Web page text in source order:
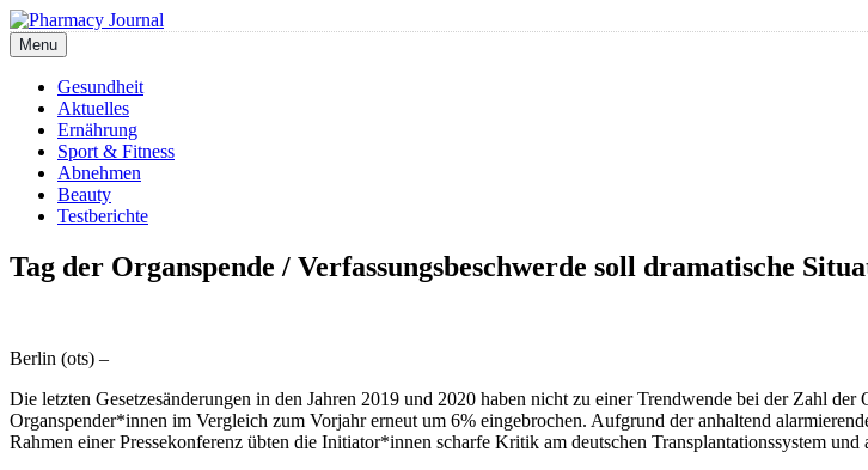
Skip
to
content
Pharmacy Journal
Menu
Gesundheit
Aktuelles
Ernährung
Sport & Fitness
Abnehmen
Beauty
Testberichte
Tag der Organspende / Verfassungsbeschwerde soll dramatische
Berlin (ots) –
Die letzten Gesetzesänderungen in den Jahren 2019 und 2020 haben nicht zu einer Trendwende bei der Zahl
Organspender*innen im Vergleich zum Vorjahr erneut um 6% eingebrochen. Aufgrund der anhaltend
Rahmen einer Pressekonferenz übten die Initiator*innen scharfe Kritik am deutschen Transplantationssystem